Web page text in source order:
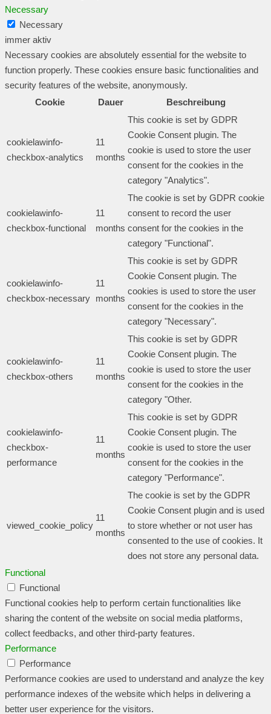
Necessary
Necessary
immer aktiv
Necessary cookies are absolutely essential for the website to
function properly. These cookies ensure basic functionalities and
security features of the website, anonymously.
Cookie
Dauer Beschreibung
cookielawinfo-
checkbox-analytics
11
months
This cookie is set by GDPR
Cookie Consent plugin. The
cookie is used to store the user
consent for the cookies in the
category "Analytics".
cookielawinfo-
checkbox-functional
11
months
The cookie is set by GDPR cookie
consent to record the user
consent for the cookies in the
category "Functional".
cookielawinfo-
checkbox-necessary
11
months
This cookie is set by GDPR
Cookie Consent plugin. The
cookies is used to store the user
consent for the cookies in the
category "Necessary".
cookielawinfo-
checkbox-others
11
months
This cookie is set by GDPR
Cookie Consent plugin. The
cookie is used to store the user
consent for the cookies in the
category "Other.
cookielawinfo-
checkbox-
performance
11
months
This cookie is set by GDPR
Cookie Consent plugin. The
cookie is used to store the user
consent for the cookies in the
category "Performance".
viewed_cookie_policy
11
months
The cookie is set by the GDPR
Cookie Consent plugin and is used
to store whether or not user has
consented to the use of cookies. It
does not store any personal data.
Functional
Functional
Functional cookies help to perform certain functionalities like
sharing the content of the website on social media platforms,
collect feedbacks, and other third-party features.
Performance
Performance
Performance cookies are used to understand and analyze the key
performance indexes of the website which helps in delivering a
better user experience for the visitors.